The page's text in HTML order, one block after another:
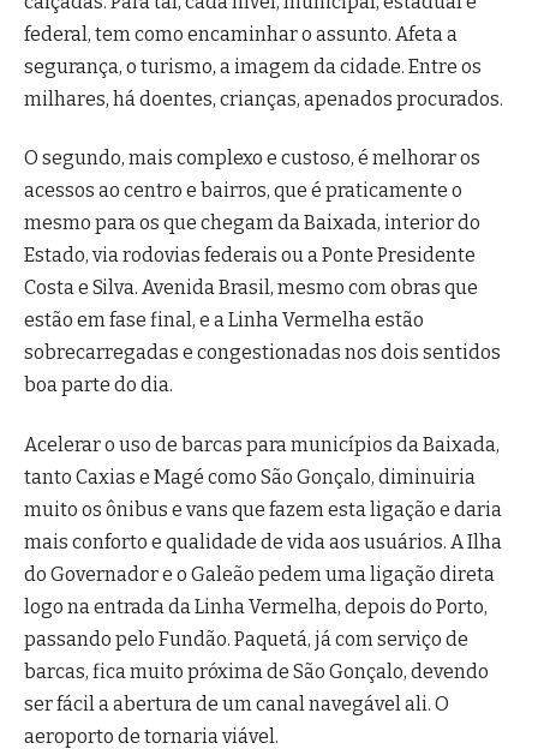
federal, tem como encaminhar o assunto. Afeta a
segurança, o turismo, a imagem da cidade. Entre os
milhares, há doentes, crianças, apenados procurados.
O segundo, mais complexo e custoso, é melhorar os
acessos ao centro e bairros, que é praticamente o
mesmo para os que chegam da Baixada, interior do
Estado, via rodovias federais ou a Ponte Presidente
Costa e Silva. Avenida Brasil, mesmo com obras que
estão em fase final, e a Linha Vermelha estão
sobrecarregadas e congestionadas nos dois sentidos
boa parte do dia.
Acelerar o uso de barcas para municípios da Baixada,
tanto Caxias e Magé como São Gonçalo, diminuiria
muito os ônibus e vans que fazem esta ligação e daria
mais conforto e qualidade de vida aos usuários. A Ilha
do Governador e o Galeão pedem uma ligação direta
logo na entrada da Linha Vermelha, depois do Porto,
passando pelo Fundão. Paquetá, já com serviço de
barcas, fica muito próxima de São Gonçalo, devendo
ser fácil a abertura de um canal navegável ali. O
aeroporto de tornaria viável.